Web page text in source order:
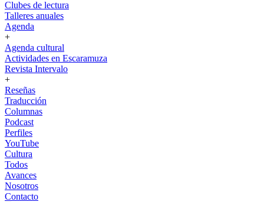
Clubes de lectura
Talleres anuales
Agenda
+
Agenda cultural
Actividades en Escaramuza
Revista Intervalo
+
Reseñas
Traducción
Columnas
Podcast
Perfiles
YouTube
Cultura
Todos
Avances
Nosotros
Contacto